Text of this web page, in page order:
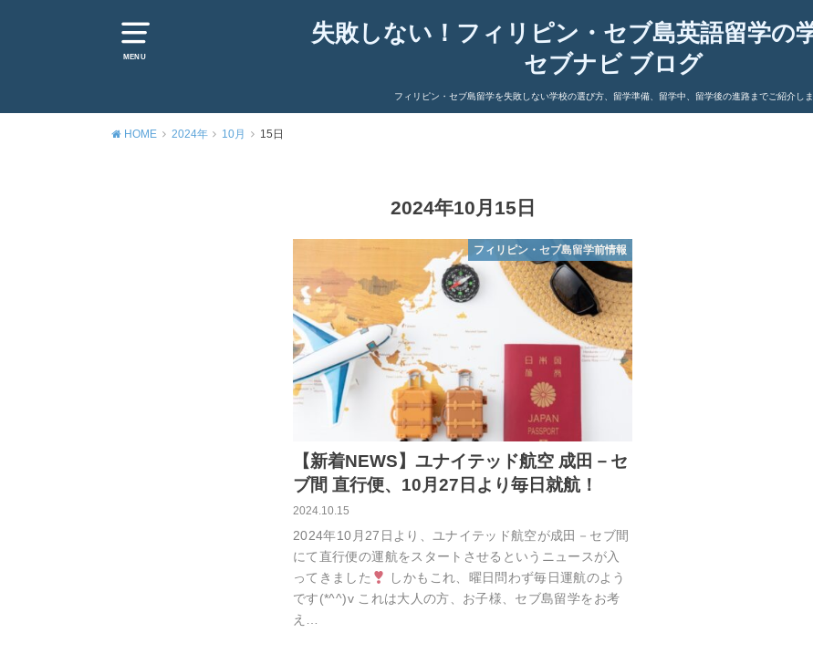
MENU
失敗しない！フィリピン・セブ島英語留学の
セブナビ ブログ
フィリピン・セブ島留学を失敗しない学校の選び方、留学準備、留学中、留学後の進路までご紹介しま
HOME 2024年 10月 15日
2024年10月15日
フィリピン・セブ島留学前情報
【新着NEWS】ユナイテッド航空 成田－セ
ブ間 直行便、10月27日より毎日就航！
2024.10.15
2024年10月27日より、ユナイテッド航空が成田－セブ間
にて直行便の運航をスタートさせるというニュースが入
ってきました
しかもこれ、曜日問わず毎日運航のよう
です(*^^)v これは大人の方、お子様、セブ島留学をお考
え…